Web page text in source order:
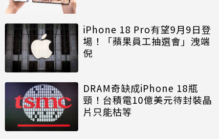
iPhone 18 Pro有望9月9日登
場！「蘋果員工抽選會」洩端
倪
DRAM奇缺成iPhone 18瓶
頸！台積電10億美元待封裝晶
片只能枯等